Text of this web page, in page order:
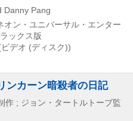
Danny Pang
ン・ユニバーサル・エンター
ックス版
デオ (ディスク))
カーン暗殺者の日記
作 ; ジョン・タートルトーブ監